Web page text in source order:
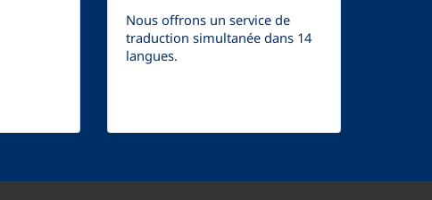
Nous offrons un service de
traduction simultanée dans 14
langues.